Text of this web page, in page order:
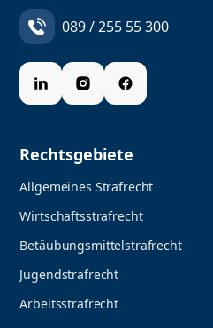
089 / 255 55 300
Rechtsgebiete
Allgemeines Strafrecht
Wirtschaftsstrafrecht
Betäubungsmittelstrafrecht
Jugendstrafrecht
Arbeitsstrafrecht